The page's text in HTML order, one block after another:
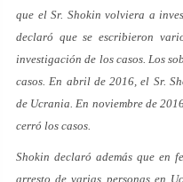
que el Sr. Shokin volviera a
declaró que se escribieron
investigación de los casos. Los
casos. En abril de 2016, el Sr.
de Ucrania. En noviembre de
cerró los casos.
Shokin declaró además que en
arresto de varias personas en